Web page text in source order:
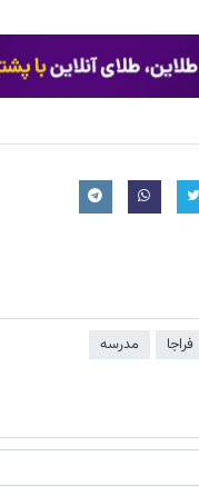
فراجا مدرسه